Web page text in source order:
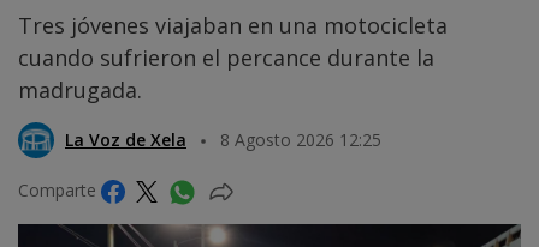
Tres jóvenes viajaban en una motocicleta
cuando sufrieron el percance durante la
madrugada.
La Voz de Xela 8 Agosto 2026 12:25
Comparte